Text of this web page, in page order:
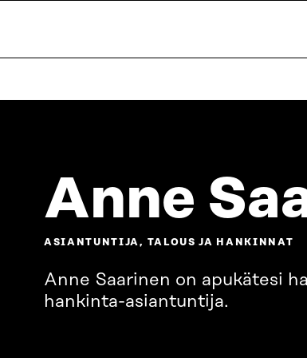
Anne
ASIANTUNTIJA, TALOUS JA HANKINNAT
Anne Saarinen on apukätesi
hankinta-asiantuntija.